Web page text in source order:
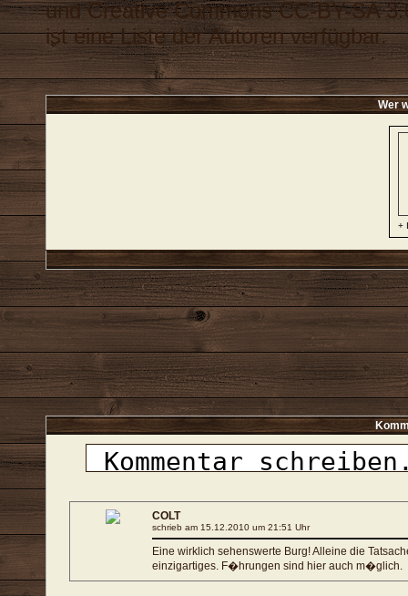
undCreative Commons CC-BY-SA
ist eineListe der Autorenverfügbar.
Wer
+
COLT
schrieb am 15.12.2010 um 21:51 Uhr
Eine wirklich sehenswerte Burg! Alleine die
einzigartiges. F�hrungen sind hier auch m�glich.